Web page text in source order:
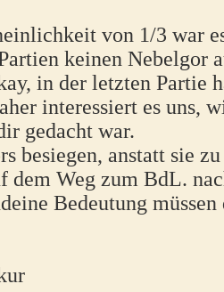
von 1/3 war
keinen Nebelgor
in der letzten Partie
interessiert es uns,
gedacht war.
besiegen, anstatt sie
dem Weg zum BdL.
Bedeutung